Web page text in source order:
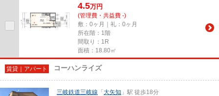
4.5万円
(管理費・共益費 -)
敷：0ヶ月｜礼：0ヶ月
所在階：1階
間取り：1R
面積：18.80㎡
賃貸｜アパート コーハンライズ
三岐鉄道三岐線 「 大矢知 」駅 徒歩18分